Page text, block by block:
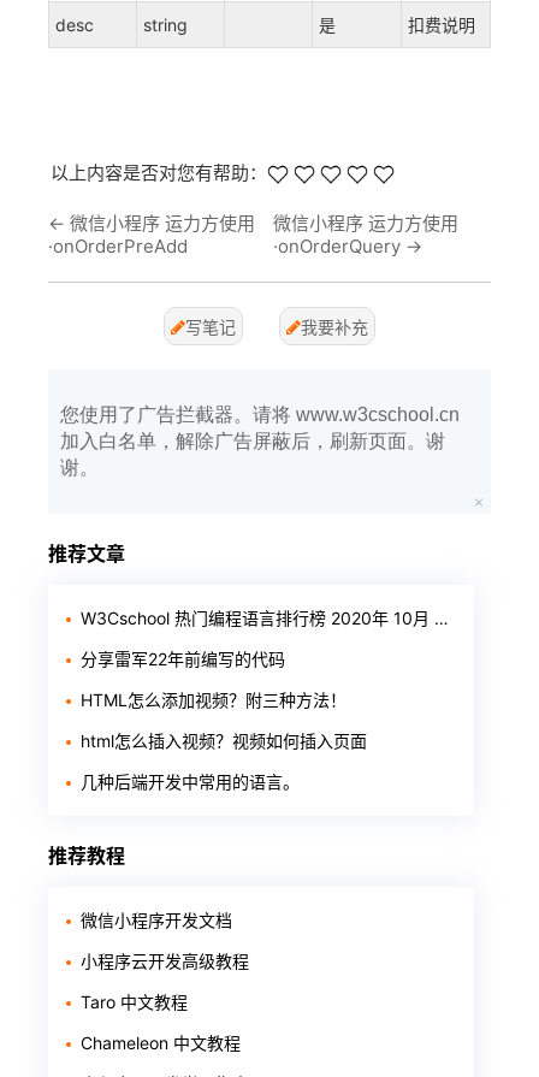
desc string 是 扣费说明
以上内容是否对您有帮助：
← 微信小程序 运力方使用
·onOrderPreAdd
微信小程序 运力方使用
·onOrderQuery →
写笔记 我要补充
您使用了广告拦截器。请将 www.w3cschool.cn
加入白名单，解除广告屏蔽后，刷新页面。谢
谢。
推荐文章
W3Cschool 热门编程语言排行榜 2020年 10月 TOP10
分享雷军22年前编写的代码
HTML怎么添加视频？附三种方法！
html怎么插入视频？视频如何插入页面
几种后端开发中常用的语言。
推荐教程
微信小程序开发文档
小程序云开发高级教程
Taro 中文教程
Chameleon 中文教程